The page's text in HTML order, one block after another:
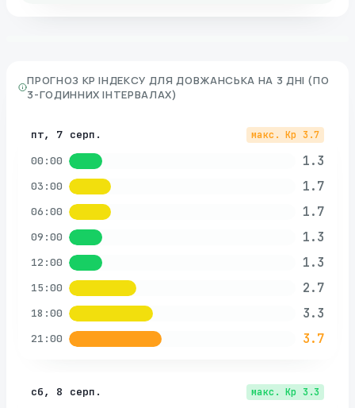
ПРОГНОЗ KP ІНДЕКСУ ДЛЯ ДОВЖАНСЬКА НА 3 ДНІ (ПО
3-ГОДИННИХ ІНТЕРВАЛАХ)
пт, 7 серп. макс. Kp 3.7
00:00 1.3
03:00 1.7
06:00 1.7
09:00 1.3
12:00 1.3
15:00 2.7
18:00 3.3
21:00 3.7
сб, 8 серп. макс. Kp 3.3